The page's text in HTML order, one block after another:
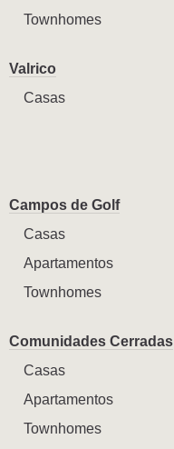
Townhomes
Valrico
Casas
Campos de Golf
Casas
Apartamentos
Townhomes
Comunidades Cerradas
Casas
Apartamentos
Townhomes